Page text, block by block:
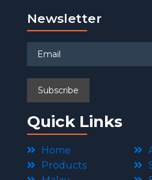
Newsletter
Quick Links
Home
Products